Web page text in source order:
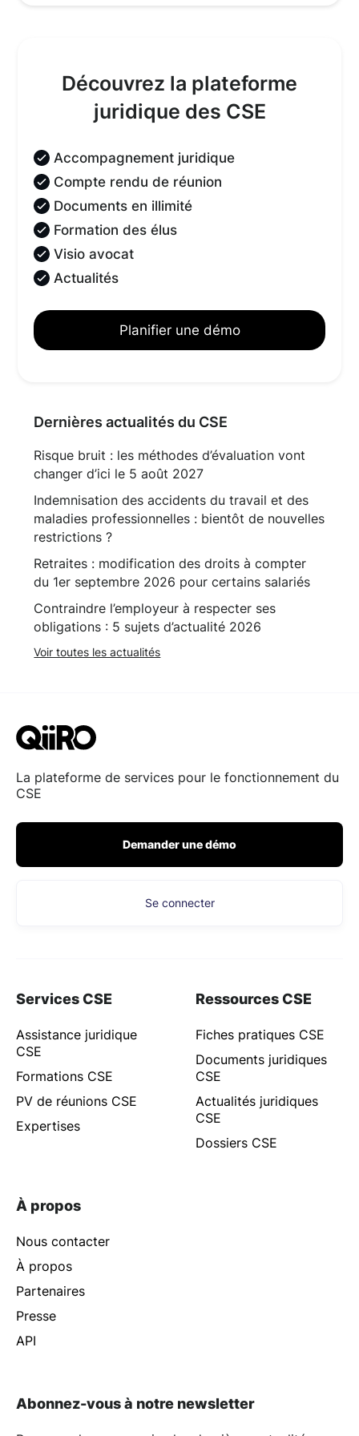
Découvrez la plateforme
juridique des CSE
Accompagnement juridique
Compte rendu de réunion
Documents en illimité
Formation des élus
Visio avocat
Actualités
Planifier une démo
Dernières actualités du CSE
Risque bruit : les méthodes d’évaluation vont
changer d’ici le 5 août 2027
Indemnisation des accidents du travail et des
maladies professionnelles : bientôt de nouvelles
restrictions ?
Retraites : modification des droits à compter
du 1er septembre 2026 pour certains salariés
Contraindre l’employeur à respecter ses
obligations : 5 sujets d’actualité 2026
Voir toutes les actualités
La plateforme de services pour le fonctionnement du
CSE
Demander une démo
Se connecter
Services CSE
Assistance juridique
CSE
Formations CSE
PV de réunions CSE
Expertises
Ressources CSE
Fiches pratiques CSE
Documents juridiques
CSE
Actualités juridiques
CSE
Dossiers CSE
À propos
Nous contacter
À propos
Partenaires
Presse
API
Abonnez-vous à notre newsletter